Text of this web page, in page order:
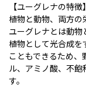
【ユーグレナの特徴】
植物と動物、両方
ユーグレナとは動物
植物として光合成を
こともできるため
ル、アミノ酸、不飽
す。